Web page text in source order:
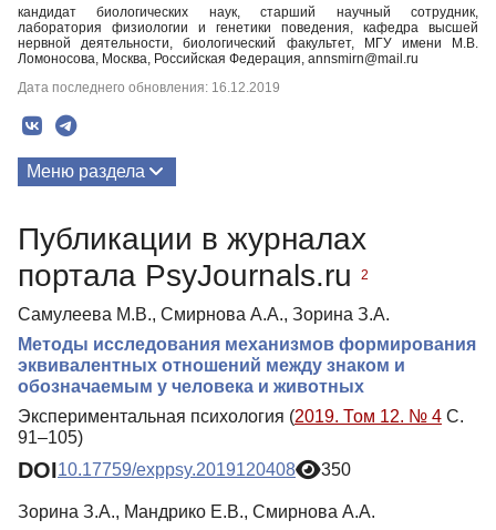
кандидат биологических наук, старший научный сотрудник,
лаборатория физиологии и генетики поведения, кафедра высшей
нервной деятельности, биологический факультет, МГУ имени М.В.
Ломоносова, Москва, Российская Федерация, annsmirn@mail.ru
Дата последнего обновления: 16.12.2019
Меню раздела
Публикации в журналах
портала PsyJournals.ru
2
Самулеева М.В., Смирнова А.А., Зорина З.А.
Методы исследования механизмов формирования
эквивалентных отношений между знаком и
обозначаемым у человека и животных
Экспериментальная психология (2019. Том 12. № 4 С.
91–105)
DOI10.17759/exppsy.2019120408 350
Зорина З.А., Мандрико Е.В., Смирнова А.А.